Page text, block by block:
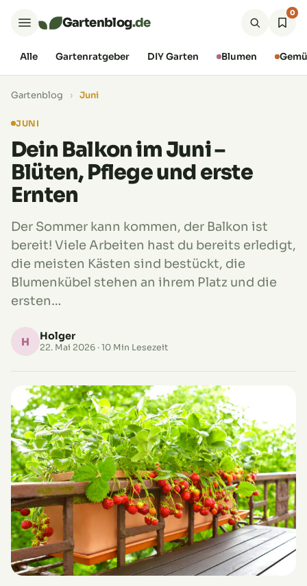
Gartenblog.de
0
Alle Gartenratgeber DIY Garten Blumen
Gartenblog › Juni
JUNI
Dein Balkon im Juni –
Blüten, Pflege und erste
Ernten
Der Sommer kann kommen, der Balkon ist
bereit! Viele Arbeiten hast du bereits erledigt,
die meisten Kästen sind bestückt, die
Blumenkübel stehen an ihrem Platz und die
ersten…
H Holger
22. Mai 2026 · 10 Min Lesezeit